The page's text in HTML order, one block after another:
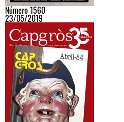
Número 1560
23/05/2019